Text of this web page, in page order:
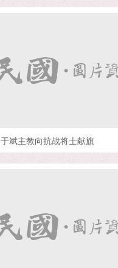
于斌主教向抗战将士献旗